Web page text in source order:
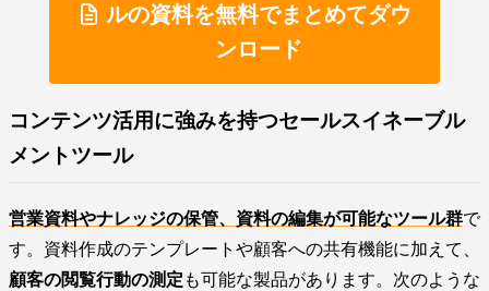
ルの資料を無料でまとめてダウ
ンロード
コンテンツ活用に強みを持つセールスイネーブル
メントツール
営業資料やナレッジの保管、資料の編集が可能なツール群で
す。資料作成のテンプレートや顧客への共有機能に加えて、
顧客の閲覧行動の測定 も可能な製品があります。次のような